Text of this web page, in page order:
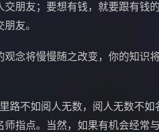
友；要想有钱，就要跟有钱
友。
将慢慢随之改变，你的知识将
不如阅人无数，阅人无数不如
指点。当然，如果有机会经常